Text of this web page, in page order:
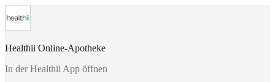
Healthii Online-Apotheke
In der Healthii App öffnen